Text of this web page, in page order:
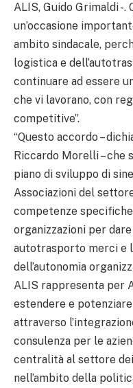
ALIS, Guido Grimaldi -
un’occasione
ambito sindacale,
logistica e
continuare ad essere
che vi lavorano, con
competitive”.
“Questo accordo –
Riccardo Morelli – che
piano di sviluppo di
Associazioni del
competenze
organizzazioni per
autotrasporto merci e
dell’autonomia
ALIS rappresenta per
estendere e potenziare
attraverso
consulenza per le
centralità al settore
nell’ambito della